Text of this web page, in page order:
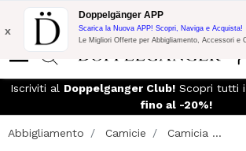
Promo Flash:
10% di Extra Sconto su 300€ di
DOPPEL300
x
Doppelgänger APP
Scarica la Nuova APP! Scopri, Naviga e Acquista!
Le Migliori Offerte per Abbigliamento, Accessori e
Iscriviti al Doppelganger Club!Scopri tutti i
fino al -20%!
Abbigliamento Camicie Camicia ...